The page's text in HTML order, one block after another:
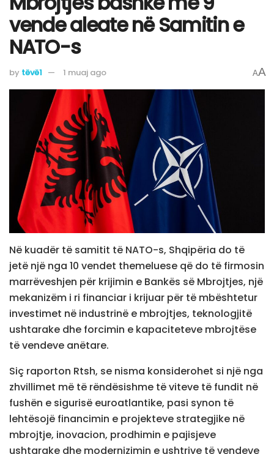
vende aleate në Samitin e
NATO-s
by tëvë1 1 muaj ago AA
Në kuadër të samitit të NATO-s, Shqipëria do të
jetë një nga 10 vendet themeluese që do të firmosin
marrëveshjen për krijimin e Bankës së Mbrojtjes, një
mekanizëm i ri financiar i krijuar për të mbështetur
investimet në industrinë e mbrojtjes, teknologjitë
ushtarake dhe forcimin e kapaciteteve mbrojtëse
të vendeve anëtare.
Siç raporton Rtsh, se nisma konsiderohet si një nga
zhvillimet më të rëndësishme të viteve të fundit në
fushën e sigurisë euroatlantike, pasi synon të
lehtësojë financimin e projekteve strategjike në
mbrojtje, inovacion, prodhimin e pajisjeve
ushtarake dhe modernizimin e ushtrive të vendeve